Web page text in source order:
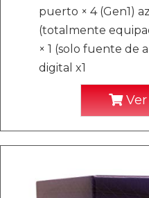
puerto × 4 (Gen1)
(totalmente
× 1 (solo fuente de
digital x1
Ver